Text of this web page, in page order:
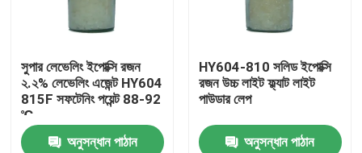
কারখানা ভ্রমণ
মান নিয়ন্ত্রণ
সুপার লেভেলিং ইপোক্সি রজন
২.২% লেভেলিং এজেন্ট HY604
815F সফটেনিং পয়েন্ট 88-92
℃
অনুসন্ধান পাঠান
HY604-810 সলিড ইপোক্সি
রজন উচ্চ লাইট ফ্ল্যাট লাইট
পাউডার লেপ
অনুসন্ধান পাঠান